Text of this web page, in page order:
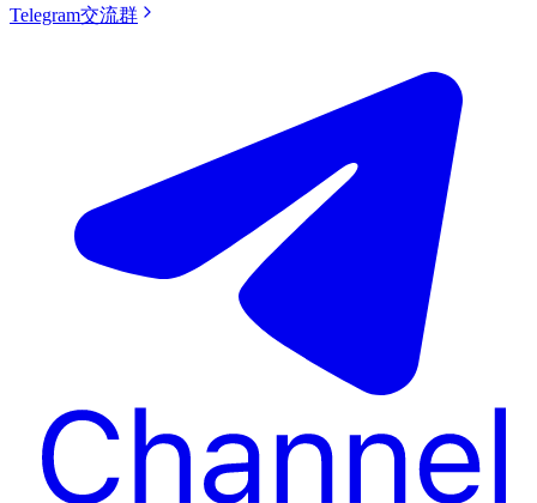
Telegram交流群